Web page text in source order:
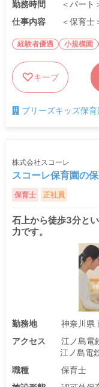
勤務時間
＜パー
仕事内容
＜保育士
経験者優遇 小規模園
キープ
ブリーズキッズ保
株式会社スコーレ
スコーレ保育園の
保育士 正社員
石上から徒歩3分と
力です。
勤務地
神奈川県
アクセス
江ノ島電
江ノ島電
職種
保育士